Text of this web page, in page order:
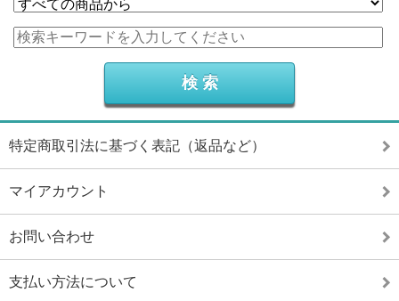
特定商取引法に基づく表記（返品など）
マイアカウント
お問い合わせ
支払い方法について